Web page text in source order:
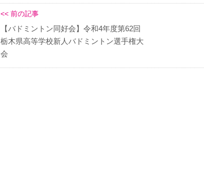
<< 前の記事
【バドミントン同好会】令和4年度第62回
栃木県高等学校新人バドミントン選手権大
会